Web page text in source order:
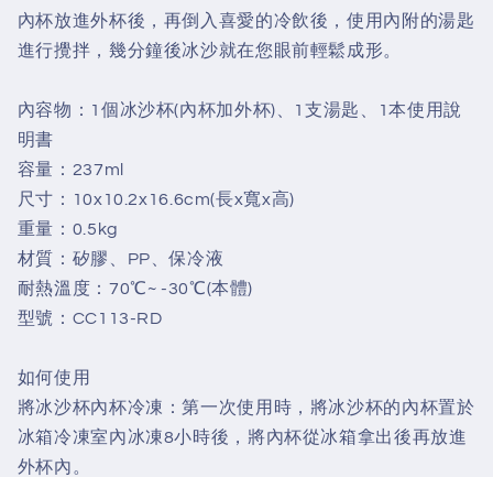
內杯放進外杯後，再倒入喜愛的冷飲後，使用內附的湯匙
進行攪拌，幾分鐘後冰沙就在您眼前輕鬆成形。
內容物：1個冰沙杯(內杯加外杯)、1支湯匙、1本使用說
明書
容量：237ml
尺寸：10x10.2x16.6cm(長x寬x高)
重量：0.5kg
材質：矽膠、PP、保冷液
耐熱溫度：70℃~ -30℃(本體)
型號：CC113-RD
如何使用
將冰沙杯內杯冷凍：第一次使用時，將冰沙杯的內杯置於
冰箱冷凍室內冰凍8小時後，將內杯從冰箱拿出後再放進
外杯內。